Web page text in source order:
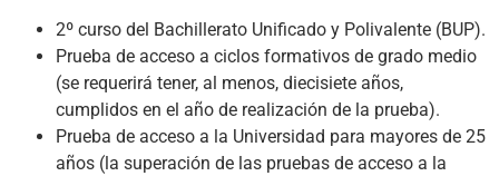
2º curso del Bachillerato Unificado y Polivalente (BUP).
Prueba de acceso a ciclos formativos de grado medio
(se requerirá tener, al menos, diecisiete años,
cumplidos en el año de realización de la prueba).
Prueba de acceso a la Universidad para mayores de 25
años (la superación de las pruebas de acceso a la